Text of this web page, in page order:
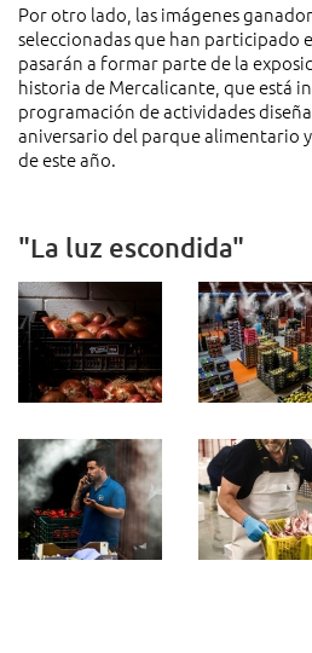
Por otro lado, las imágenes
seleccionadas que han participado
pasarán a formar parte de la
historia de Mercalicante, que está
programación de actividades
aniversario del parque alimentario
de este año.
"La luz escondida"